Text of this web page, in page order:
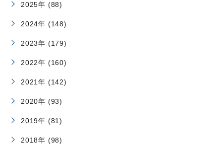
2025年 (88)
2024年 (148)
2023年 (179)
2022年 (160)
2021年 (142)
2020年 (93)
2019年 (81)
2018年 (98)